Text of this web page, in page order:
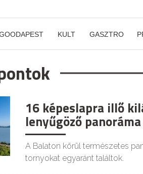
KULT GASZTRO
16 képeslapra illő
lenyűgöző
A Balaton körül természetes
tornyokat egyaránt találtok.